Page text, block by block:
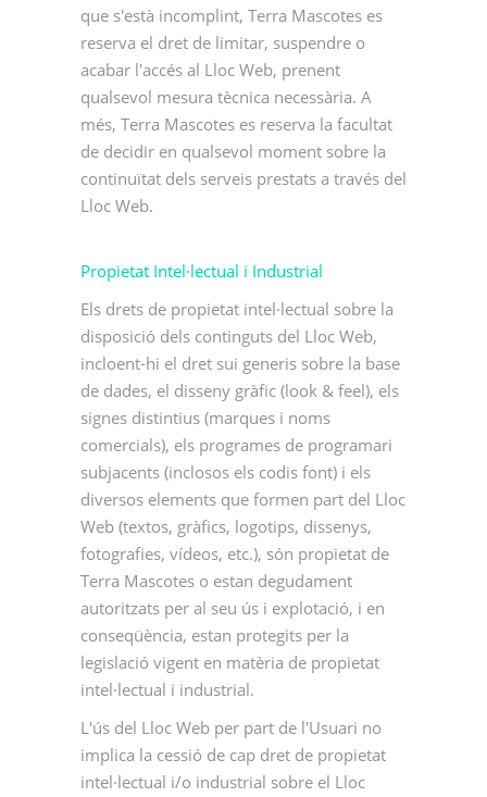
que s'està incomplint, Terra Mascotes es
reserva el dret de limitar, suspendre o
acabar l'accés al Lloc Web, prenent
qualsevol mesura tècnica necessària. A
més, Terra Mascotes es reserva la facultat
de decidir en qualsevol moment sobre la
continuïtat dels serveis prestats a través del
Lloc Web.
Propietat Intel·lectual i Industrial
Els drets de propietat intel·lectual sobre la
disposició dels continguts del Lloc Web,
incloent-hi el dret sui generis sobre la base
de dades, el disseny gràfic (look & feel), els
signes distintius (marques i noms
comercials), els programes de programari
subjacents (inclosos els codis font) i els
diversos elements que formen part del Lloc
Web (textos, gràfics, logotips, dissenys,
fotografies, vídeos, etc.), són propietat de
Terra Mascotes o estan degudament
autoritzats per al seu ús i explotació, i en
conseqüència, estan protegits per la
legislació vigent en matèria de propietat
intel·lectual i industrial.
L'ús del Lloc Web per part de l'Usuari no
implica la cessió de cap dret de propietat
intel·lectual i/o industrial sobre el Lloc